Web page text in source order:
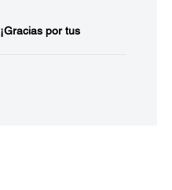
¡Gracias por tus